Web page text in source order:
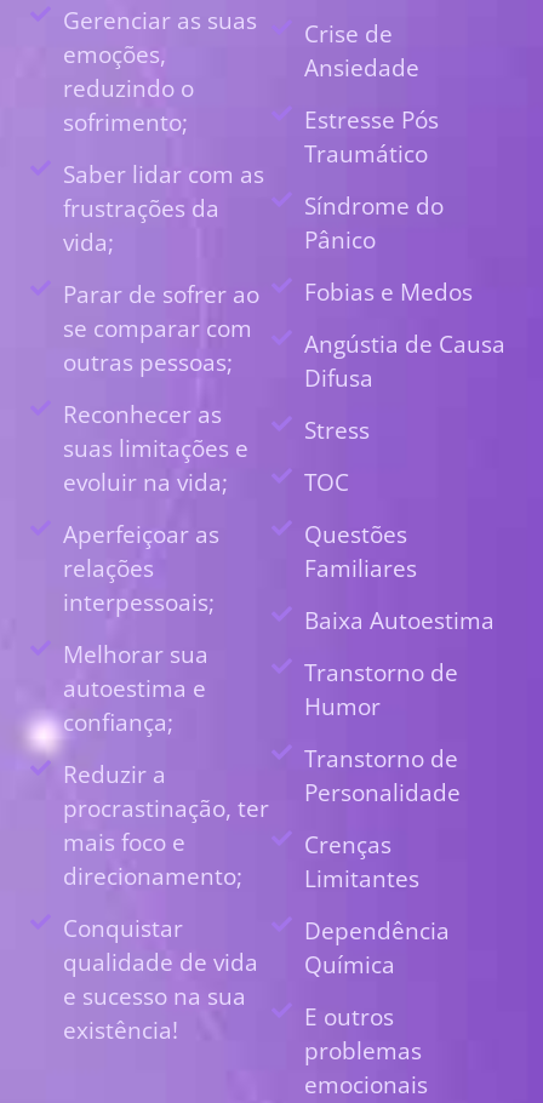
Gerenciar as suas
emoções,
reduzindo o
sofrimento;
Saber lidar com as
frustrações da
vida;
Parar de sofrer ao
se comparar com
outras pessoas;
Reconhecer as
suas limitações e
evoluir na vida;
Aperfeiçoar as
relações
interpessoais;
Melhorar sua
autoestima e
confiança;
Reduzir a
procrastinação, ter
mais foco e
direcionamento;
Conquistar
qualidade de vida
e sucesso na sua
existência!
Crise de
Ansiedade
Estresse Pós
Traumático
Síndrome do
Pânico
Fobias e Medos
Angústia de Causa
Difusa
Stress
TOC
Questões
Familiares
Baixa Autoestima
Transtorno de
Humor
Transtorno de
Personalidade
Crenças
Limitantes
Dependência
Química
E outros
problemas
emocionais